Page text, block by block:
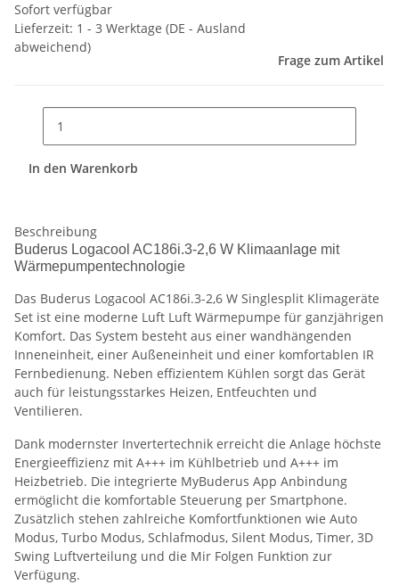
Sofort verfügbar
Lieferzeit: 1 - 3 Werktage (DE - Ausland
abweichend)
Frage zum Artikel
In den Warenkorb
Beschreibung
Buderus Logacool AC186i.3-2,6 W Klimaanlage mit
Wärmepumpentechnologie
Das Buderus Logacool AC186i.3-2,6 W Singlesplit Klimageräte
Set ist eine moderne Luft Luft Wärmepumpe für ganzjährigen
Komfort. Das System besteht aus einer wandhängenden
Inneneinheit, einer Außeneinheit und einer komfortablen IR
Fernbedienung. Neben effizientem Kühlen sorgt das Gerät
auch für leistungsstarkes Heizen, Entfeuchten und
Ventilieren.
Dank modernster Invertertechnik erreicht die Anlage höchste
Energieeffizienz mit A+++ im Kühlbetrieb und A+++ im
Heizbetrieb. Die integrierte MyBuderus App Anbindung
ermöglicht die komfortable Steuerung per Smartphone.
Zusätzlich stehen zahlreiche Komfortfunktionen wie Auto
Modus, Turbo Modus, Schlafmodus, Silent Modus, Timer, 3D
Swing Luftverteilung und die Mir Folgen Funktion zur
Verfügung.